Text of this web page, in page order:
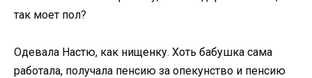
так моет пол?
Одевала Настю, как нищенку. Хоть бабушка сама
работала, получала пенсию за опекунство и пенсию